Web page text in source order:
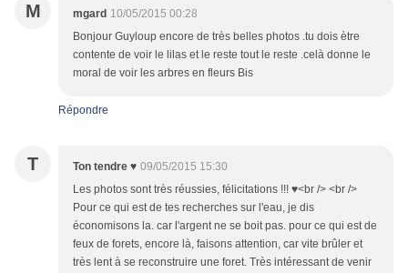
M mgard 10/05/2015 00:28
Bonjour Guyloup encore de très belles photos .tu dois ètre
contente de voir le lilas et le reste tout le reste .celà donne le
moral de voir les arbres en fleurs Bis
Répondre
T Ton tendre ♥ 09/05/2015 15:30
Les photos sont très réussies, félicitations !!! ♥<br /> <br />
Pour ce qui est de tes recherches sur l'eau, je dis
économisons la. car l'argent ne se boit pas. pour ce qui est de
feux de forets, encore là, faisons attention, car vite brûler et
très lent à se reconstruire une foret. Très intéressant de venir